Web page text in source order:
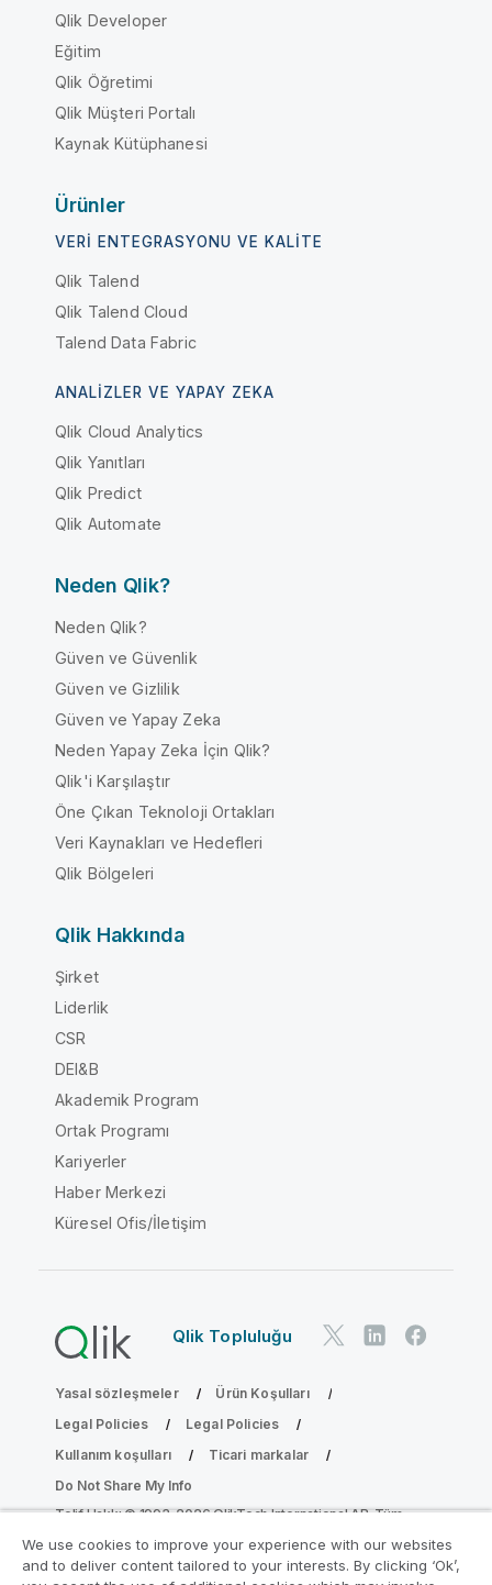
Qlik Developer
Eğitim
Qlik Öğretimi
Qlik Müşteri Portalı
Kaynak Kütüphanesi
Ürünler
VERI ENTEGRASYONU VE KALITE
Qlik Talend
Qlik Talend Cloud
Talend Data Fabric
ANALIZLER VE YAPAY ZEKA
Qlik Cloud Analytics
Qlik Yanıtları
Qlik Predict
Qlik Automate
Neden Qlik?
Neden Qlik?
Güven ve Güvenlik
Güven ve Gizlilik
Güven ve Yapay Zeka
Neden Yapay Zeka İçin Qlik?
Qlik'i Karşılaştır
Öne Çıkan Teknoloji Ortakları
Veri Kaynakları ve Hedefleri
Qlik Bölgeleri
Qlik Hakkında
Şirket
Liderlik
CSR
DEI&B
Akademik Program
Ortak Programı
Kariyerler
Haber Merkezi
Küresel Ofis/İletişim
Qlik Topluluğu
Yasal sözleşmeler
Ürün Koşulları
Legal Policies
Legal Policies
Kullanım koşulları
Ticari markalar
Do Not Share My Info
Telif Hakkı © 1993-2026 QlikTech International AB. Tüm
We use cookies to improve your experience with our websites
and to deliver content tailored to your interests. By clicking ‘Ok’,